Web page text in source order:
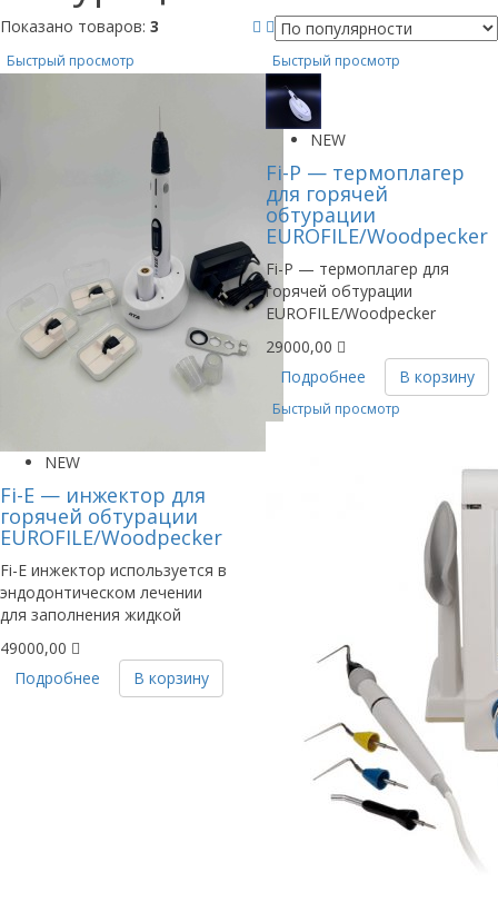
Показано товаров: 3
Быстрый просмотр
NEW
Fi-E — инжектор для
горячей обтурации
EUROFILE/Woodpecker
Fi-E инжектор используется в
эндодонтическом лечении
для заполнения жидкой
49000,00
Подробнее
В корзину
Быстрый просмотр
NEW
Fi-P — термоплагер
для горячей
обтурации
EUROFILE/Woodpecker
Fi-P — термоплагер для
горячей обтурации
EUROFILE/Woodpecker
29000,00
Подробнее
В корзину
Быстрый просмотр